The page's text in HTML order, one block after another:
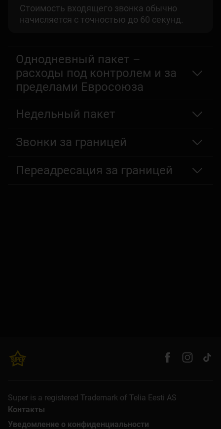
Стоимость входящего звонка обычно
начисляется с точностью до 60 секунд.
Однодневный пакет –
расходы под контролем и за
пределами Евросоюза
Недельный пакет
Звонки за границей
Переадресация за границей
Super is a registered Trademark of Telia Eesti AS
Контакты
Уведомление о конфиденциальности